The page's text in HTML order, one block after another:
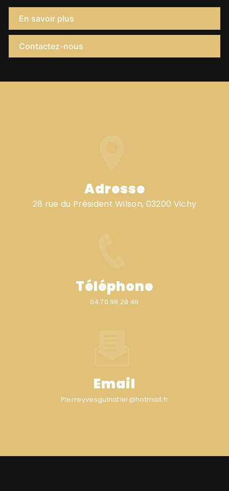
En savoir plus
Contactez-nous
Adresse
28 rue du Président Wilson, 03200 Vichy
Téléphone
04 70 98 28 46
Email
pierreyvesguinatier@hotmail.fr